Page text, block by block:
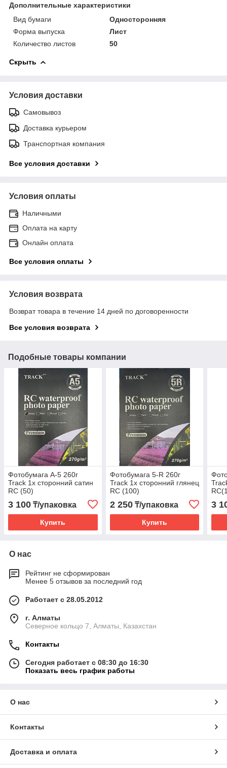
Дополнительные характеристики
Вид бумаги
Односторонняя
Форма выпуска
Лист
Количество листов
50
Скрыть
Условия доставки
Самовывоз
Доставка курьером
Транспортная компания
Все условия доставки
Условия оплаты
Наличными
Оплата на карту
Онлайн оплата
Все условия оплаты
Условия возврата
Возврат товара в течение 14 дней по договоренности
Все условия возврата
Подобные товары компании
Фотобумага А-5 260г
Track 1х сторонний сатин
RC (50)
3 100 ₸/упаковка
Купить
Фотобумага 5-R 260г
Track 1х сторонний глянец
RC (100)
2 250₸/упаковка
Купить
3
О нас
Рейтинг не сформирован
Менее 5 отзывов за последний год
Работает с 28.05.2012
г. Алматы
Северное кольцо 7, Алматы, Казахстан
Контакты
Сегодня работает с 08:30 до 16:30
Показать весь график работы
О нас
Контакты
Доставка и оплата